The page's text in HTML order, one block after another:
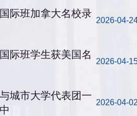
际班加拿大名校录
2026-04-
际班学生获美国名
2026-04-
城市大学代表团一
2026-04-